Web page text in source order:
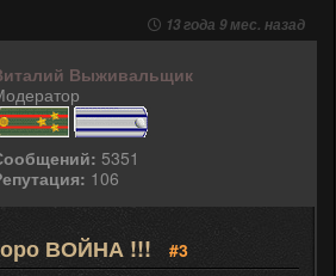
13 года 9 мес. назад
Выживальщик
5351
106
ВОЙНА !!! #3